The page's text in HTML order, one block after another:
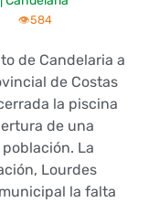
👁️584
de Candelaria a
de Costas
la piscina
de una
La
Lourdes
la falta